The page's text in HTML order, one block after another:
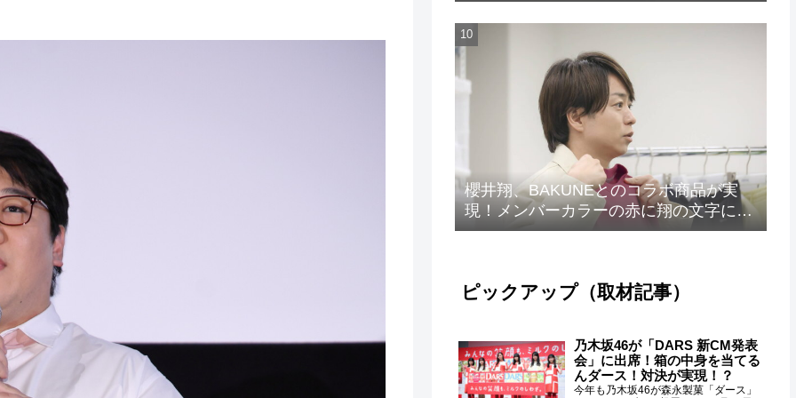
櫻井翔、BAKUNEとのコラボ商品が実
現！メンバーカラーの赤に翔の文字に着
想を得たデザイン
ピックアップ（取材記事）
乃木坂46が「DARS 新CM発表
会」に出席！箱の中身を当てる
んダース！対決が実現！？
今年も乃木坂46が森永製菓「ダース」